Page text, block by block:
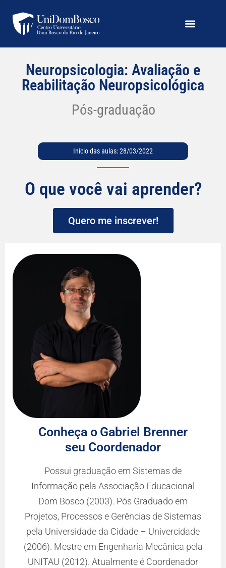
Neuropsicologia: Avaliação e
Reabilitação Neuropsicológica
Pós-graduação
Início das aulas: 28/03/2022
O que você vai aprender?
Quero me inscrever!
Gabriel Brenner
seu Coordenador
graduação em Sistemas de
pela Associação Educacional
(2003). Pós Graduado em
e Gerências de Sistemas
da Cidade – Univercidade
em Engenharia Mecânica pela
Atualmente é Coordenador
É
FADYC
Tutoria em
do Ensino